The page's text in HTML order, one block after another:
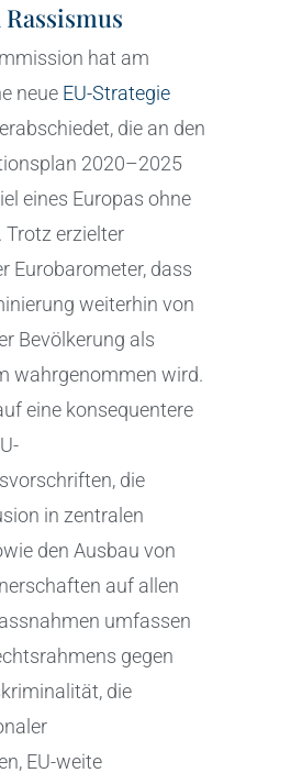
hat am
neue EU-Strategie
die an den
2020–2025
eines Europas ohne
erzielter
Eurobarometer, dass
weiterhin von
Bevölkerung als
wahrgenommen wird.
eine konsequentere
die
in zentralen
den Ausbau von
auf allen
umfassen
gegen
die
EU-weite